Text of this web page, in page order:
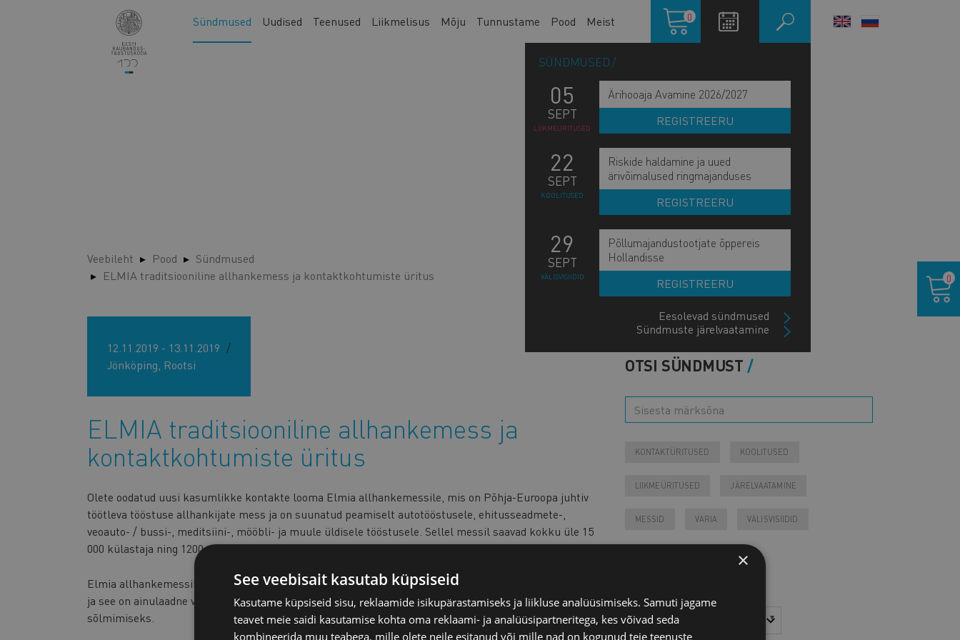
Main
navigation
Sündmused Uudised Teenused Liikmelisus Mõju Tunnustame Pood Meist
Ostukorv
0
SÜNDMUSED
05
SEPT
LIIKMEÜRITUSED
Ärihooaja Avamine 2026/2027
REGISTREERU
22
SEPT
KOOLITUSED
Riskide haldamine ja uued
ärivõimalused ringmajanduses
REGISTREERU
29
SEPT
VÄLISVISIIDID
Põllumajandustootjate õppereis
Hollandisse
REGISTREERU
Eesolevad sündmused
Sündmuste järelvaatamine
LANGUAGE
Veebileht Pood
Sündmused
ELMIA traditsiooniline allhankemess ja kontaktkohtumiste üritus
12.11.2019 - 13.11.2019
Jönköping, Rootsi
ELMIA traditsiooniline allhankemess ja
kontaktkohtumiste üritus
Olete oodatud uusi kasumlikke kontakte looma Elmia allhankemessile, mis on Põhja-Euroopa juhtiv
töötleva tööstuse allhankijate mess ja on suunatud peamiselt autotööstusele, ehitusseadmete-,
veoauto- / bussi-, meditsiini-, mööbli- ja muule üldisele tööstusele. Sellel messil saavad kokku üle 15
000 külastaja ning 1200 eksponenti 30 riigist.
Elmia allhankemessil ja selle B2B üritusel viiakse kokku ostjad ja tarnijad paljudest Euroopa riikidest
ja see on ainulaadne võimalus luua uusi ärikontakte ja alustada teekonda uute ärilepingute
sõlmimiseks.
0
LIITU UUDISKIRJAGA
OTSI SÜNDMUST
KONTAKTÜRITUSED KOOLITUSED
LIIKMEÜRITUSED JÄRELVAATAMINE
MESSID VARIA VÄLISVISIIDID
Tulevased sündmused
Aasta
×
See veebisait kasutab küpsiseid
Kasutame küpsiseid sisu, reklaamide isikupärastamiseks ja liikluse analüüsimiseks. Samuti jagame
teavet meie saidi kasutamise kohta oma reklaami- ja analüüsipartneritega, kes võivad seda
kombineerida muu teabega, mille olete neile esitanud või mille nad on kogunud teie teenuste